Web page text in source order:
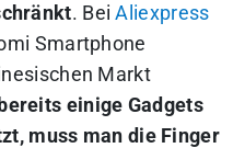
. BeiAliexpress
Smartphone
Markt
einige Gadgets
muss man die Finger